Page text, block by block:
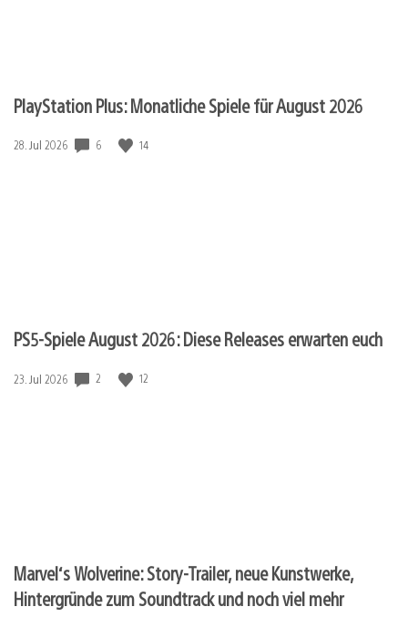
PlayStation Plus: Monatliche Spiele für August 2026
Veröffentlichungsdatum:
28. Jul 2026 6 14
PS5-Spiele August 2026: Diese Releases erwarten euch
Veröffentlichungsdatum:
23. Jul 2026 2 12
Marvel‘s Wolverine: Story-Trailer, neue Kunstwerke,
Hintergründe zum Soundtrack und noch viel mehr